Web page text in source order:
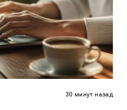
30 минут назад